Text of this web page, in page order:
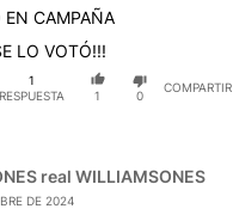
CAMPAÑA
LO VOTÓ!!!
1
RESPUESTA
1 0
COMPARTIR
real WILLIAMSONES
DE 2024